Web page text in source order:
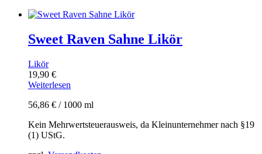
Sweet Raven Sahne Likör
Likör
19,90 €
Weiterlesen
56,86 € / 1000 ml
Kein Mehrwertsteuerausweis, da Kleinunternehmer nach §19
(1) UStG.